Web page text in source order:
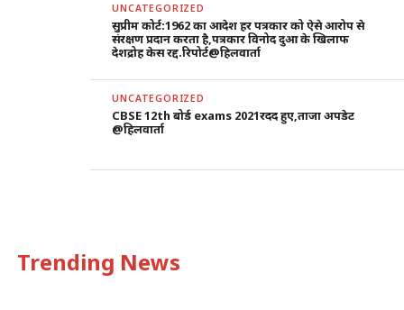
UNCATEGORIZED
सुप्रीम कोर्ट:1962 का आदेश हर पत्रकार को ऐसे आरोप से
संरक्षण प्रदान करता है,पत्रकार विनोद दुआ के खिलाफ
देशद्रोह केस रद्द.रिपोर्ट@हिलवार्ता
UNCATEGORIZED
CBSE 12th बोर्ड exams 2021रदद हुए,ताजा अपडेट
@हिलवार्ता
Trending News